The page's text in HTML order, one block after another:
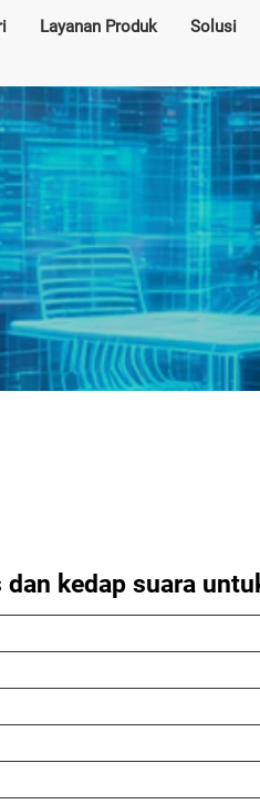
Layanan Produk Solusi
dan kedap suara